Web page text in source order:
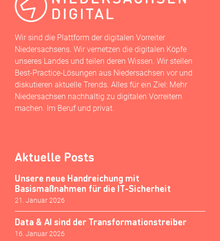
Wir sind die Plattform der digitalen Vorreiter
Niedersachsens. Wir vernetzen die digitalen Köpfe
unseres Landes und teilen deren Wissen. Wir stellen
Best-Practice-Lösungen aus Niedersachsen vor und
diskutieren aktuelle Trends. Alles für ein Ziel: Mehr
Niedersachsen nachhaltig zu digitalen Vorreitern
machen. Im Beruf und privat.
Aktuelle Posts
Unsere neue Handreichung mit
Basismaßnahmen für die IT-Sicherheit
21. Januar 2026
Data & AI sind der Transformationstreiber
16. Januar 2026